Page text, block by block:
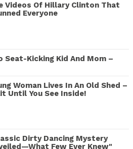
Videos Of Hillary Clinton That
Everyone
Seat-Kicking Kid And Mom –
Woman Lives In An Old Shed –
Until You See Inside!
Dirty Dancing Mystery
Few Ever Knew"